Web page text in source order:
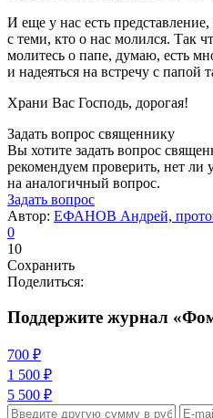
И еще у нас есть представление,
с теми, кто о нас молился. Так
молитесь о папе, думаю, есть
и надеяться на встречу с папой
Храни Вас Господь, дорогая!
Задать вопрос священнику
Вы хотите задать вопрос
рекомендуем проверить, нет ли
на аналогичный вопрос.
Задать вопрос
Автор: ЕФАНОВ Андрей,
0
10
Сохранить
Поделиться:
Поддержите журнал
700 ₽
1 500 ₽
5 500 ₽